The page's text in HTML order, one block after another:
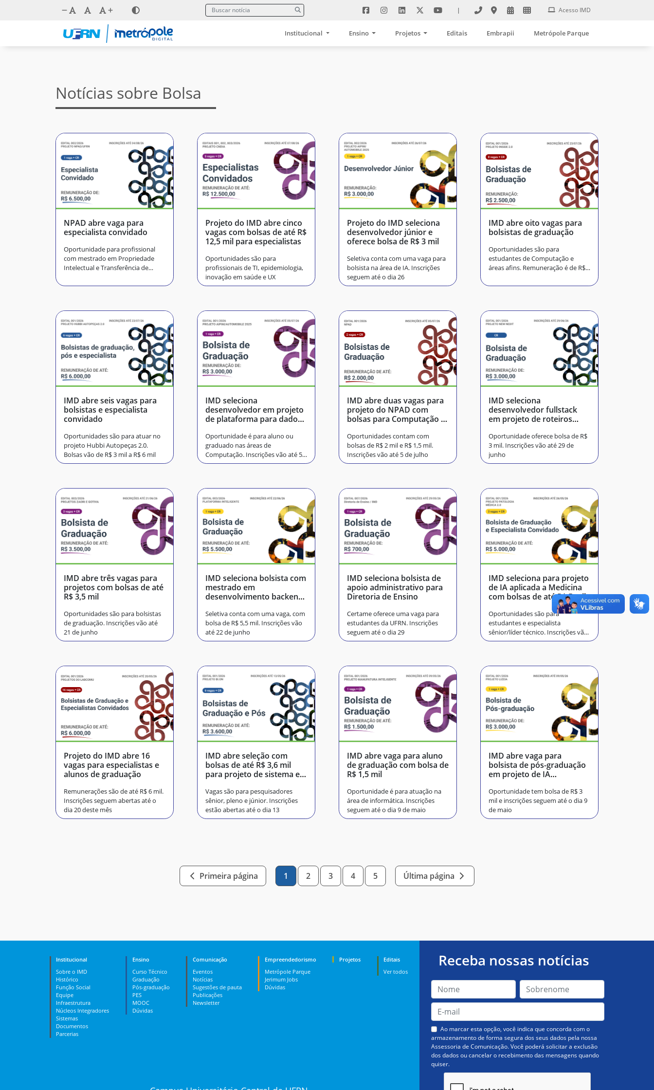
| Acesso IMD
Institucional Ensino Projetos Editais Embrapii Metrópole Parque
Notícias sobre Bolsa
NPAD abre vaga para
especialista convidado
Oportunidade para profissional
com mestrado em Propriedade
Intelectual e Transferência de
Projeto do IMD abre cinco
vagas com bolsas de até R$
12,5 mil para especialistas
Oportunidades são para
profissionais de TI, epidemiologia,
inovação em saúde e UX
Projeto do IMD seleciona
desenvolvedor júnior e
oferece bolsa de R$ 3 mil
Seletiva conta com uma vaga para
bolsista na área de IA. Inscrições
seguem até o dia 26
IMD abre oito vagas para
bolsistas de graduação
Oportunidades são para
estudantes de Computação e
áreas afins. Remuneração é de R$
IMD abre seis vagas para
bolsistas e especialista
convidado
Oportunidades são para atuar no
projeto Hubbi Autopeças 2.0.
Bolsas vão de R$ 3 mil a R$ 6 mil
IMD seleciona
desenvolvedor em projeto
de plataforma para dados
Oportunidade é para aluno ou
graduado nas áreas de
Computação. Inscrições vão até 5
de julho
IMD abre duas vagas para
projeto do NPAD com
bolsas para Computação e
Oportunidades contam com
bolsas de R$ 2 mil e R$ 1,5 mil.
Inscrições vão até 5 de julho
IMD seleciona
desenvolvedor fullstack
em projeto de roteiros
Oportunidade oferece bolsa de R$
3 mil. Inscrições vão até 29 de
junho
IMD abre três vagas para
projetos com bolsas de até
R$ 3,5 mil
Oportunidades são para bolsistas
de graduação. Inscrições vão até
21 de junho
IMD seleciona bolsista com
mestrado em
desenvolvimento backend
Seletiva conta com uma vaga, com
bolsa de R$ 5,5 mil. Inscrições vão
até 22 de junho
IMD seleciona bolsista de
apoio administrativo para
Diretoria de Ensino
Certame oferece uma vaga para
estudantes da UFRN. Inscrições
seguem até o dia 29
IMD seleciona para projeto
de IA aplicada a Medicina
com bolsas de até R$ 5 mil
Oportunidades são para
estudantes e especialista
sênior/líder técnico. Inscrições vão
até amanhã
Projeto do IMD abre 16
vagas para especialistas e
alunos de graduação
Remunerações são de até R$ 6 mil.
Inscrições seguem abertas até o
dia 20 deste mês
IMD abre seleção com
bolsas de até R$ 3,6 mil
para projeto de sistema em
Vagas são para pesquisadores
sênior, pleno e júnior. Inscrições
estão abertas até o dia 13
IMD abre vaga para aluno
de graduação com bolsa de
R$ 1,5 mil
Oportunidade é para atuação na
área de informática. Inscrições
seguem até o dia 9 de maio
IMD abre vaga para
bolsista de pós-graduação
em projeto de IA
Oportunidade tem bolsa de R$ 3
mil e inscrições seguem até o dia 9
de maio
Primeira página 1 2 3 4 5 Última página
Institucional
Sobre o IMD
Histórico
Função Social
Equipe
Infraestrutura
Núcleos Integradores
Sistemas
Documentos
Parcerias
Ensino
Curso Técnico
Graduação
Pós-graduação
PES
MOOC
Dúvidas
Comunicação
Eventos
Notícias
Sugestões de pauta
Publicações
Newsletter
Empreendedorismo
Metrópole Parque
Jerimum Jobs
Dúvidas
Projetos
Editais
Ver todos
Receba nossas notícias
Ao marcar esta opção, você indica que concorda com o
armazenamento de forma segura dos seus dados pela nossa
Assessoria de Comunicação. Você poderá solicitar a exclusão
dos dados ou cancelar o recebimento das mensagens quando
quiser.